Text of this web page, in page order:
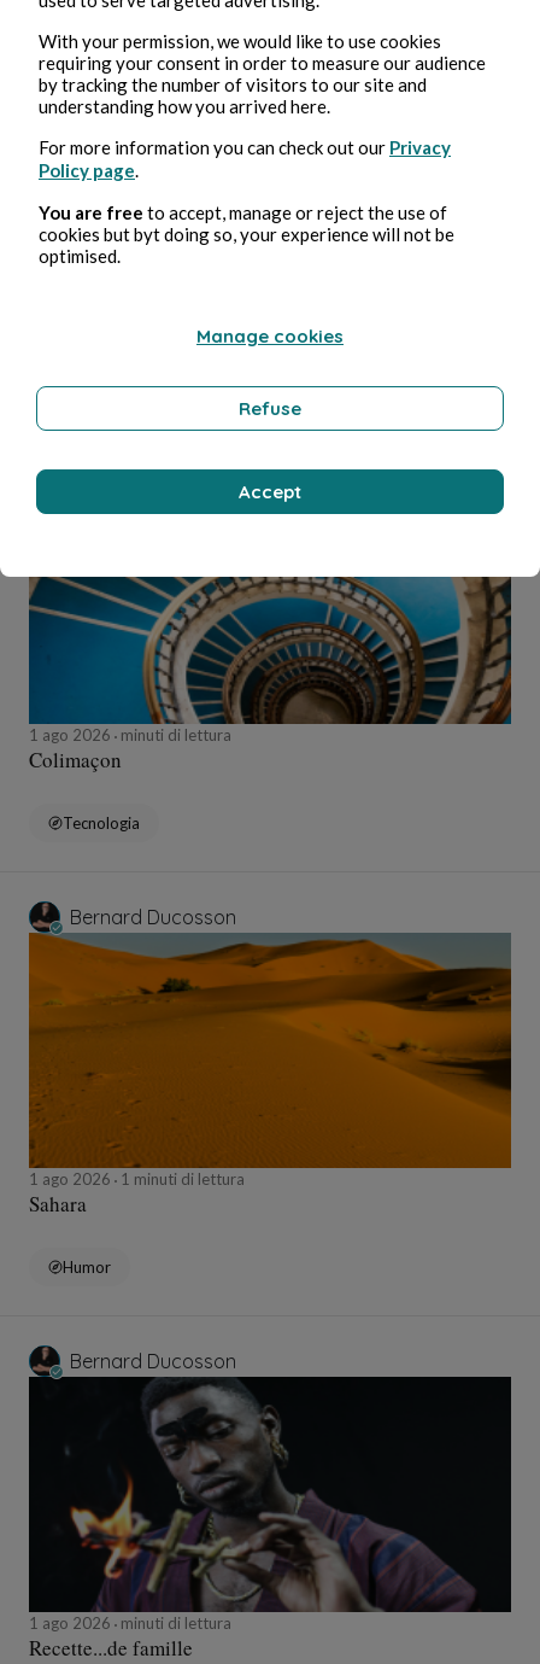
Bernard Ducosson
Bernard Ducosson
1 ago 2026 minuti di lettura
Colimaçon
Tecnologia
Bernard Ducosson
1 ago 2026 1 minuti di lettura
Sahara
Humor
Bernard Ducosson
1 ago 2026 minuti di lettura
Recette...de famille
With your permission, we would like to use cookies
requiring your consent in order to measure our audience
by tracking the number of visitors to our site and
understanding how you arrived here.
For more information you can check out our Privacy
Policy page
You are free to accept, manage or reject the use of
cookies but byt doing so, your experience will not be
optimised.
Manage cookies
Refuse
Accept